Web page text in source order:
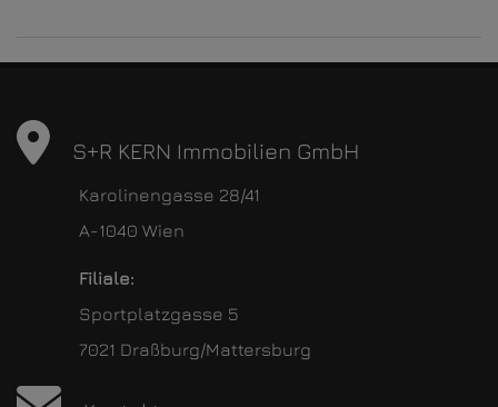
S+R KERN Immobilien GmbH
Karolinengasse 28/41
A-1040 Wien
Filiale:
Sportplatzgasse 5
7021 Draßburg/Mattersburg